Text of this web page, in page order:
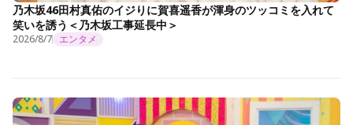
乃木坂46田村真佑のイジりに賀喜遥香が渾身のツッコミを入れて
笑いを誘う＜乃木坂工事延長中＞
2026/8/7 エンタメ